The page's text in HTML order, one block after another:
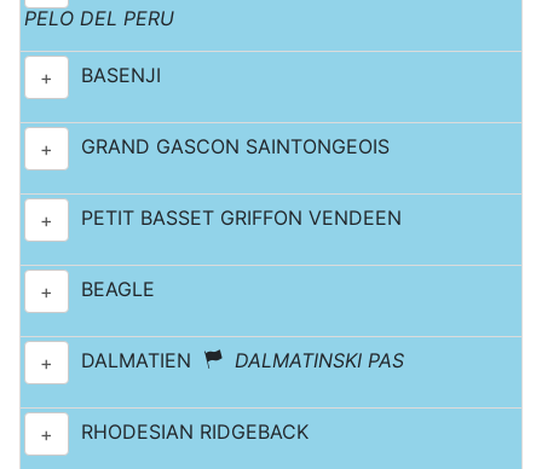
PELO DEL PERU
+ BASENJI
+ GRAND GASCON SAINTONGEOIS
+ PETIT BASSET GRIFFON VENDEEN
+ BEAGLE
+ DALMATIEN DALMATINSKI PAS
+ RHODESIAN RIDGEBACK